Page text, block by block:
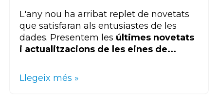
L'any nou ha arribat replet de novetats
que satisfaran als entusiastes de les
dades. Presentem les últimes novetats
i actualitzacions de les eines de...
Llegeix més »